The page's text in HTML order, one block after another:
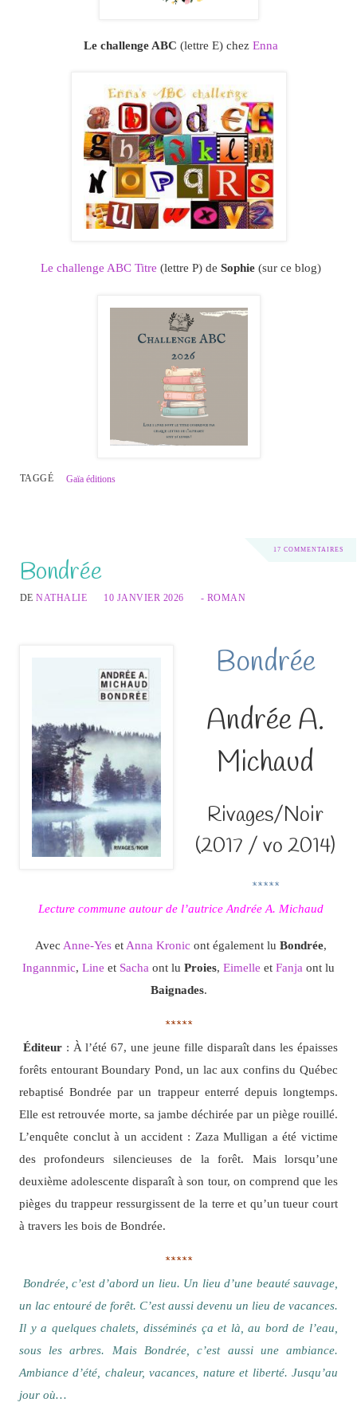
Le challenge ABC (lettre E) chez Enna
Le challenge ABC Titre (lettre P) de Sophie(sur ce blog)
TAGGÉ Gaïa éditions
17 COMMENTAIRES
Bondrée
DENATHALIE 10 JANVIER 2026 - ROMAN
Bondrée
Andrée A.
Michaud
Rivages/Noir
(2017 / vo 2014)
*****
Lecture commune autour de l’autrice Andrée A. Michaud
Avec Anne-Yeset Anna Kronic ont également lu Bondrée,
Ingannmic, Line et Sacha ont lu Proies, Eimelle et Fanja ont lu
Baignades.
*****
Éditeur: À l’été 67, une jeune fille disparaît dans les épaisses
forêts entourant Boundary Pond, un lac aux confins du Québec
rebaptisé Bondrée par un trappeur enterré depuis longtemps.
Elle est retrouvée morte, sa jambe déchirée par un piège rouillé.
L’enquête conclut à un accident : Zaza Mulligan a été victime
des profondeurs silencieuses de la forêt. Mais lorsqu’une
deuxième adolescente disparaît à son tour, on comprend que les
pièges du trappeur ressurgissent de la terre et qu’un tueur court
à travers les bois de Bondrée.
*****
Bondrée, c’est d’abord un lieu. Un lieu d’une beauté sauvage,
un lac entouré de forêt. C’est aussi devenu un lieu de vacances.
Il y a quelques chalets, disséminés ça et là, au bord de l’eau,
sous les arbres. Mais Bondrée, c’est aussi une ambiance.
Ambiance d’été, chaleur, vacances, nature et liberté. Jusqu’au
jour où…